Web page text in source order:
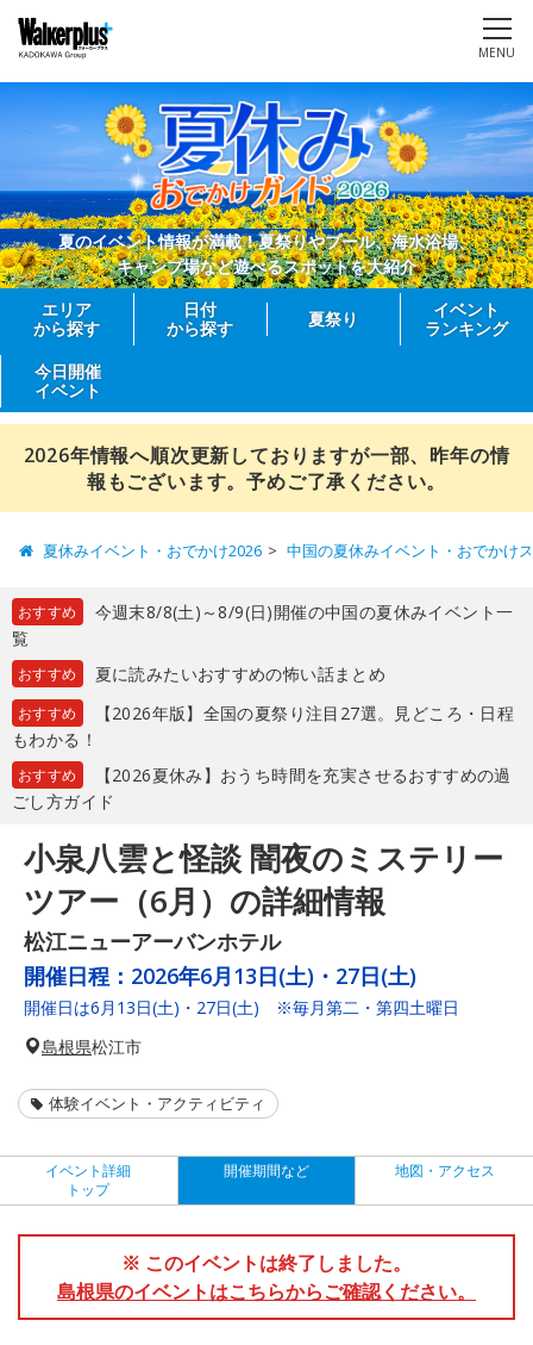
MENU
夏のイベント情報が満載！夏祭りやプール、海水浴場、
キャンプ場など遊べるスポットを大紹介
エリア
から探す
日付
から探す
夏祭り
イベント
ランキング
今日開催
イベント
2026年情報へ順次更新しておりますが一部、昨年の情
報もございます。予めご了承ください。
夏休みイベント・おでかけ2026 中国の夏休みイベント・おでかけ
おすすめ
今週末8/8(土)～8/9(日)開催の中国の夏休みイベント一
覧
おすすめ 夏に読みたいおすすめの怖い話まとめ
おすすめ
【2026年版】全国の夏祭り注目27選。見どころ・日程
もわかる！
おすすめ
【2026夏休み】おうち時間を充実させるおすすめの過
ごし方ガイド
小泉八雲と怪談 闇夜のミステリー
ツアー（6月）の詳細情報
松江ニューアーバンホテル
開催日程： 2026年6月13日(土)・27日(土)
開催日は6月13日(土)・27日(土) ※毎月第二・第四土曜日
島根県松江市
体験イベント・アクティビティ
イベント詳細
トップ
開催期間など 地図・アクセス
※ このイベントは終了しました。
島根県のイベントはこちらからご確認ください。